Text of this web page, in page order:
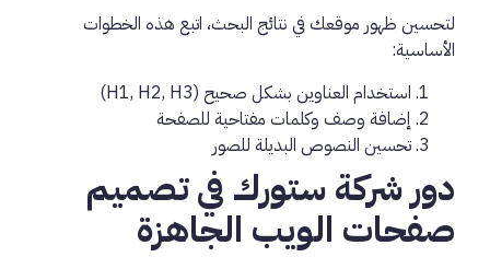
لتحسين ظهور موقعك في نتائج البحث، اتبع هذه الخطوات
الأساسية:
استخدام العناوين بشكل صحيح (H1, H2, H3)
إضافة وصف وكلمات مفتاحية للصفحة
تحسين النصوص البديلة للصور
دور شركة ستورك في تصميم
صفحات الويب الجاهزة